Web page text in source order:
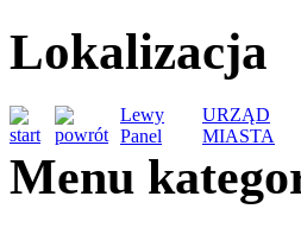
Lokalizacja
Lewy
Panel
URZĄD
MIASTA
Menu